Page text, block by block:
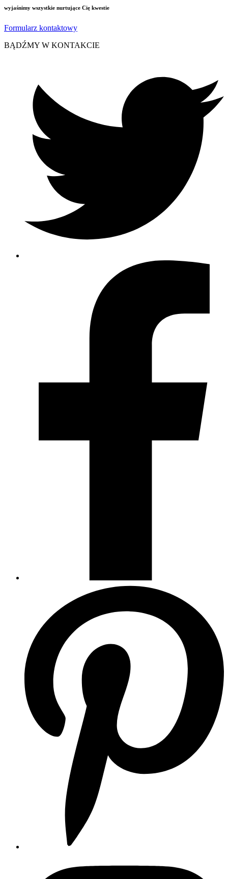
wyjaśnimy wszystkie nurtujące Cię kwestie
Formularz kontaktowy
BĄDŹMY W KONTAKCIE